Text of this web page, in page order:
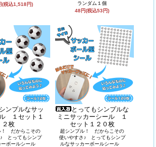
(税込1,518円)
ランダム１個
48円(税込53円)
ンプルなサッ
１セット１
２枚
！ だからこその
とってもシンプ
ーボールシール
とってもシンプルな
ミニサッカーシール １
セット１２０枚
超シンプル！ だからこその
使いやすさ♪ とってもシンプ
ルなサッカーボールシール